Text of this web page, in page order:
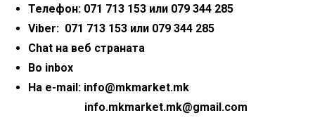
Телефон: 071 713 153 или 079 344 285
Viber: 071 713 153 или 079 344 285
Chat на веб страната
Во inbox
На e-mail: info@mkmarket.mk
info.mkmarket.mk@gmail.com